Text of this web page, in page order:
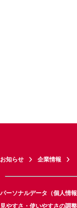
お知らせ 企業情報
パーソナルデータ（個人情
見やすさ・使いやすさの調整